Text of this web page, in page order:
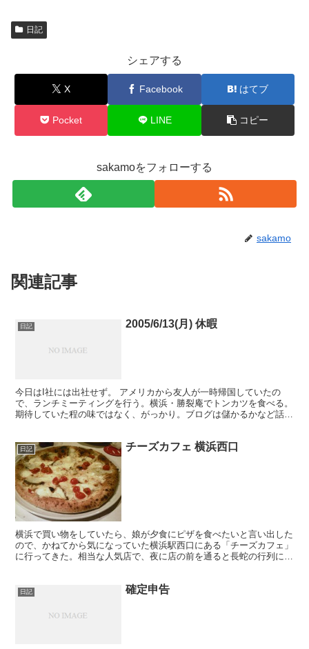
日記
シェアする
X Facebook はてブ
Pocket LINE コピー
sakamoをフォローする
sakamo
関連記事
日記 2005/6/13(月) 休暇
今日はI社には出社せず。 アメリカから友人が一時帰国していたの
で、ランチミーティングを行う。横浜・勝裂庵でトンカツを食べる。
期待していた程の味ではなく、がっかり。ブログは儲かるかなど話し
日記 チーズカフェ 横浜西口
横浜で買い物をしていたら、娘が夕食にピザを食べたいと言い出した
ので、かねてから気になっていた横浜駅西口にある「チーズカフェ」
に行ってきた。相当な人気店で、夜に店の前を通ると長蛇の行列に驚
日記 確定申告